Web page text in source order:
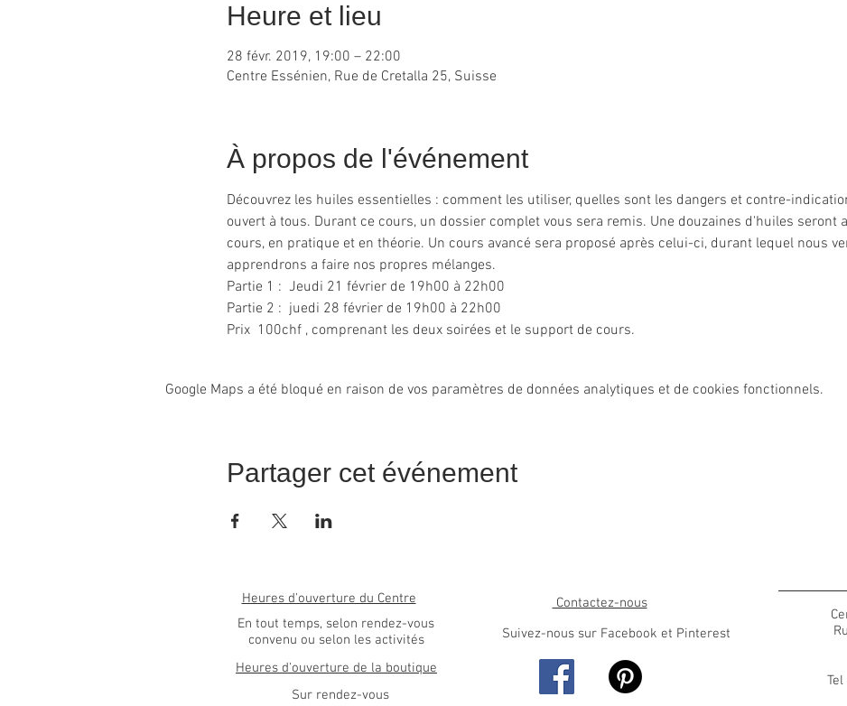
Heure et lieu
28 févr. 2019, 19:00 – 22:00
Centre Essénien, Rue de Cretalla 25, Suisse
À propos de l'événement
Découvrez les huiles essentielles : comment les utiliser, quelles sont les dangers et contre-
ouvert à tous. Durant ce cours, un dossier complet vous sera remis. Une douzaines d'huiles seront
cours, en pratique et en théorie. Un cours avancé sera proposé après celui-ci, durant lequel nous
apprendrons a faire nos propres mélanges.
Partie 1 :  Jeudi 21 février de 19h00 à 22h00
Partie 2 :  juedi 28 février de 19h00 à 22h00
Prix  100chf , comprenant les deux soirées et le support de cours.
Google Maps a été bloqué en raison de vos paramètres de données analytiques et de cookies fonctionnels.
Partager cet événement
Contactez-nous
Suivez-nous sur Facebook et Pinterest
Heures d'ouverture du Centre
En tout temps, selon rendez-vous
convenu ou selon les activités
Heures d'ouverture de la boutique
Sur rendez-vous